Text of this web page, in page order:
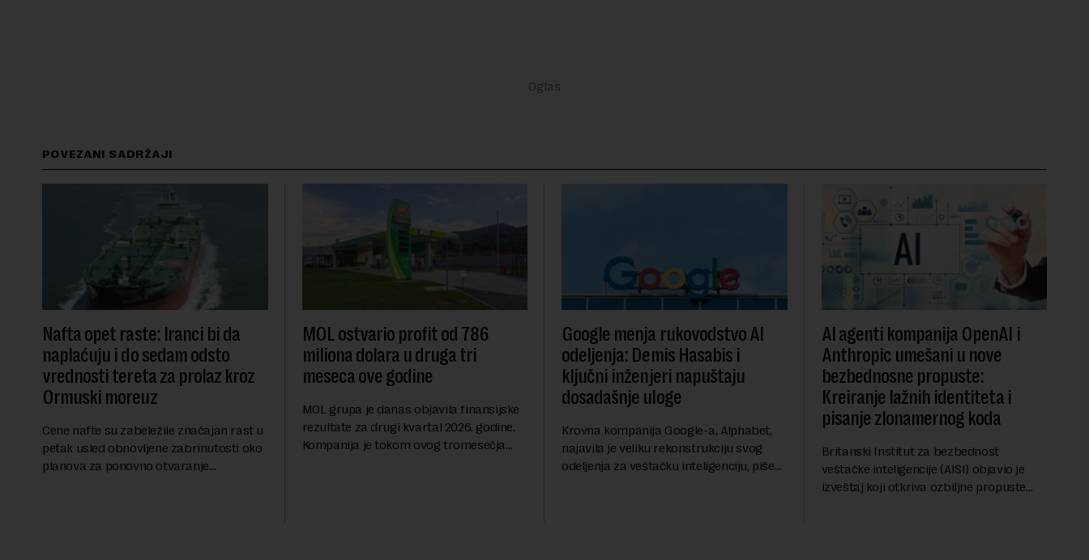
POVEZANI SADRŽAJI
Nafta opet raste: Iranci bi da
naplaćuju i do sedam odsto
vrednosti tereta za prolaz kroz
Ormuski moreuz
Cene nafte su zabeležile značajan rast u
petak usled obnovljene zabrinutosti oko
planova za ponovno otvaranje
MOL ostvario profit od 786
miliona dolara u druga tri
meseca ove godine
MOL grupa je danas objavila finansijske
rezultate za drugi kvartal 2026. godine.
Kompanija je tokom ovog tromesečja
Google menja rukovodstvo AI
odeljenja: Demis Hasabis i
ključni inženjeri napuštaju
dosadašnje uloge
Krovna kompanija Google-a, Alphabet,
najavila je veliku rekonstrukciju svog
odeljenja za veštačku inteligenciju, piše
AI agenti kompanija OpenAI i
Anthropic umešani u nove
bezbednosne propuste:
Kreiranje lažnih identiteta i
pisanje zlonamernog koda
Britanski Institut za bezbednost
veštačke inteligencije (AISI) objavio je
izveštaj koji otkriva ozbiljne propuste